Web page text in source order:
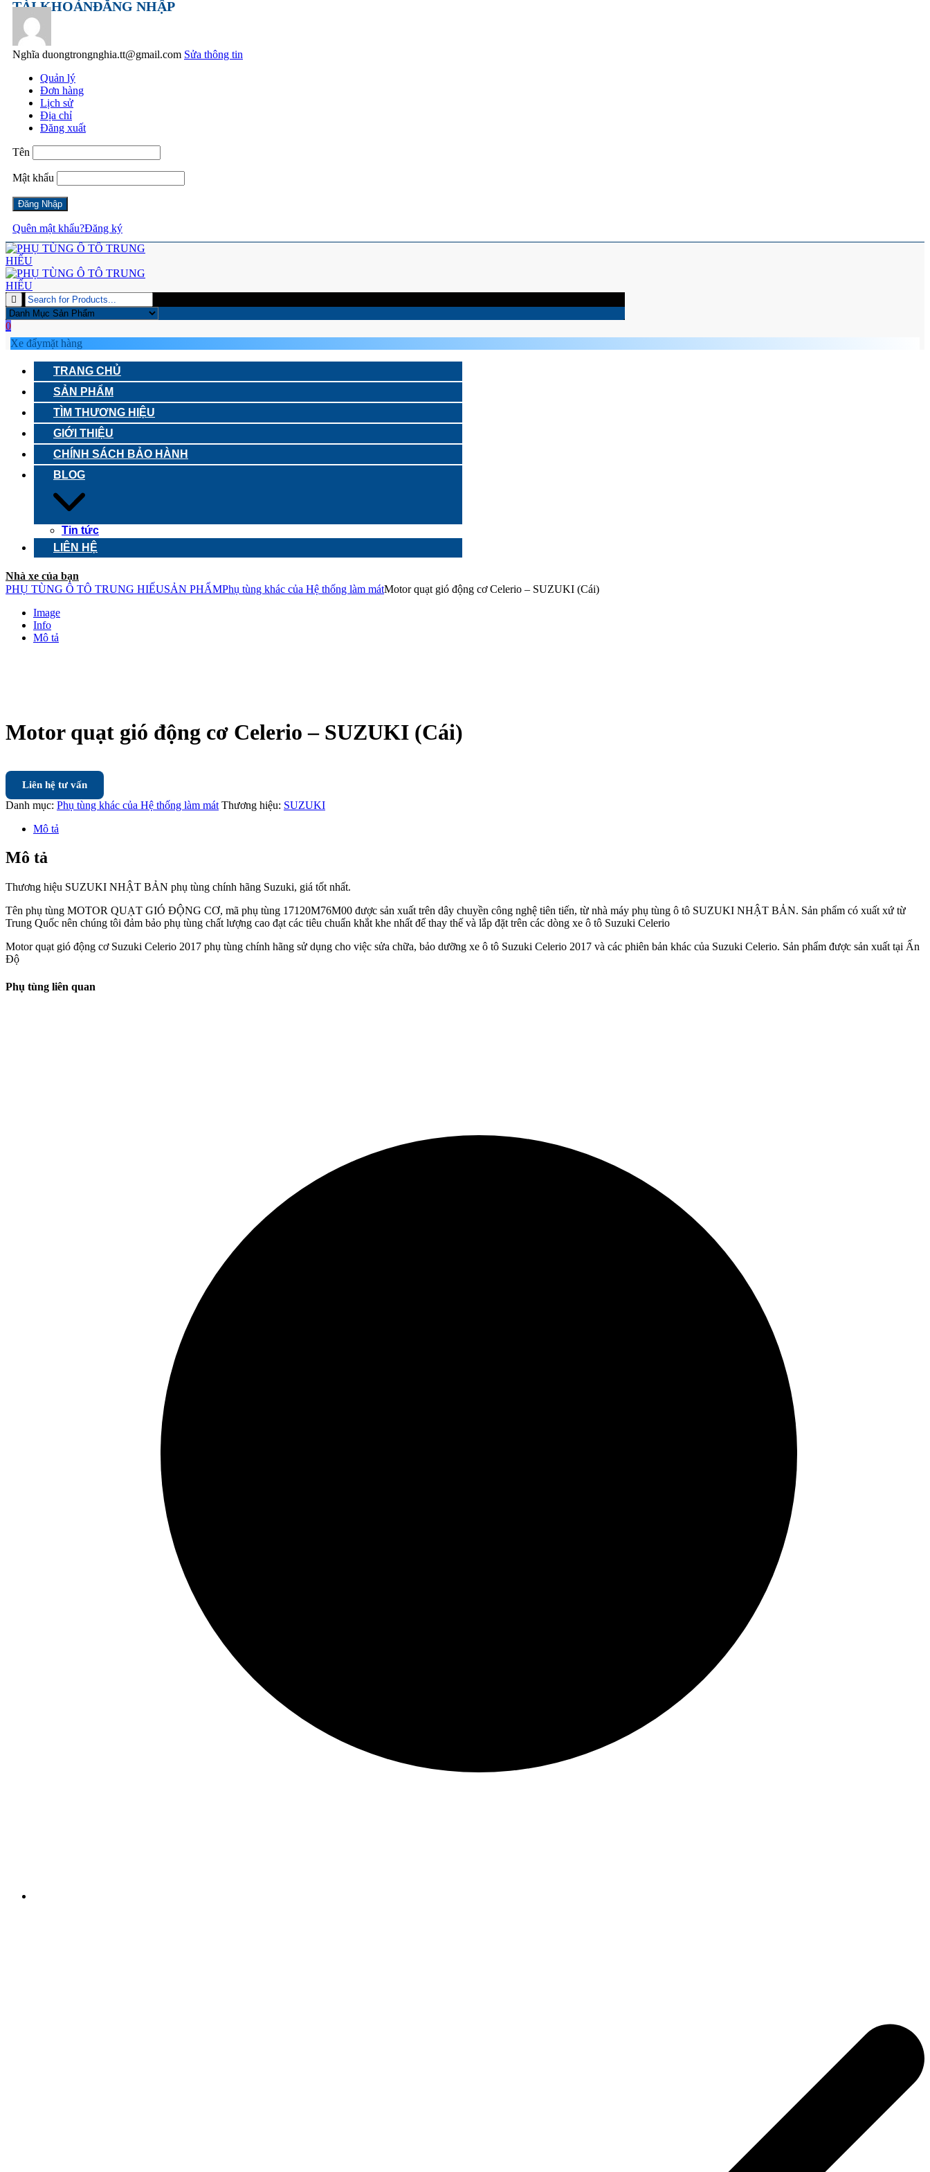
TÀI KHOẢNĐĂNG NHẬP
Nghĩa duongtrongnghia.tt@gmail.com Sửa thông tin
Quản lý
Đơn hàng
Lịch sử
Địa chỉ
Đăng xuất
Tên
Mật khẩu
Quên mật khẩu?Đăng ký
0
Xe đẩymặt hàng
TRANG CHỦ
SẢN PHẨM
TÌM THƯƠNG HIỆU
GIỚI THIỆU
CHÍNH SÁCH BẢO HÀNH
BLOG
Tin tức
LIÊN HỆ
Nhà xe của bạn
PHỤ TÙNG Ô TÔ TRUNG HIẾUSẢN PHẨMPhụ tùng khác của Hệ thống làm mátMotor quạt gió động cơ Celerio – SUZUKI (Cái)
Image
Info
Mô tả
Motor quạt gió động cơ Celerio – SUZUKI (Cái)
Liên hệ tư vấn
Danh mục: Phụ tùng khác của Hệ thống làm mát Thương hiệu: SUZUKI
Mô tả
Mô tả
Thương hiệu SUZUKI NHẬT BẢN phụ tùng chính hãng Suzuki, giá tốt nhất.
Tên phụ tùng MOTOR QUẠT GIÓ ĐỘNG CƠ, mã phụ tùng 17120M76M00 được sản xuất trên dây chuyền công nghệ tiên tiến, từ nhà máy phụ tùng ô tô SUZUKI NHẬT BẢN. Sản phẩm có xuất xứ từ
Trung Quốc nên chúng tôi đảm bảo phụ tùng chất lượng cao đạt các tiêu chuẩn khắt khe nhất để thay thế và lắp đặt trên các dòng xe ô tô Suzuki Celerio
Motor quạt gió động cơ Suzuki Celerio 2017 phụ tùng chính hãng sử dụng cho việc sửa chữa, bảo dưỡng xe ô tô Suzuki Celerio 2017 và các phiên bản khác của Suzuki Celerio. Sản phẩm được sản xuất tại Ấn
Độ
Phụ tùng liên quan